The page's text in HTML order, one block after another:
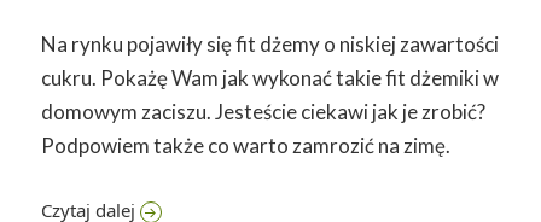
Na rynku pojawiły się fit dżemy o niskiej zawartości
cukru. Pokażę Wam jak wykonać takie fit dżemiki w
domowym zaciszu. Jesteście ciekawi jak je zrobić?
Podpowiem także co warto zamrozić na zimę.
Czytaj dalejDomowe fit przetwory